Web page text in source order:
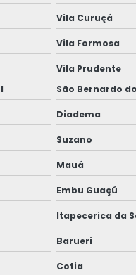
ruído com vidro duplo
anti ruído com vidro fumê
sob medida
sobreposta
em são paulo
sobreposta em sp
vidro duplo
residências
Vila Curuçá
Vila Formosa
Vila Prudente
São Bernardo
Diadema
Suzano
Mauá
Embu Guaçú
Itapecerica da
Barueri
Cotia